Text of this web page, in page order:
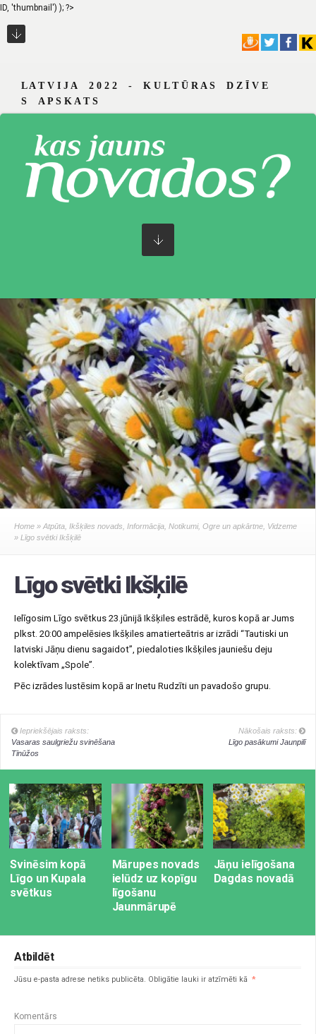
ID, 'thumbnail') ); ?>
L A T V I J A 2 0 2 2 - K U L T Ū R A S D Z Ī V E
S A P S K A T S
Home » Atpūta, Ikšķiles novads, Informācija, Notikumi, Ogre un apkārtne, Vidzeme
» Līgo svētki Ikšķilē
Līgo svētki Ikšķilē
Ielīgosim Līgo svētkus 23.jūnijā Ikšķiles estrādē, kuros kopā ar Jums
plkst. 20:00 ampelēsies Ikšķiles amatierteātris ar izrādi “Tautiski un
latviski Jāņu dienu sagaidot”, piedaloties Ikšķiles jauniešu deju
kolektīvam „Spole”.
Pēc izrādes lustēsim kopā ar Inetu Rudzīti un pavadošo grupu.
Iepriekšējais raksts:
Vasaras saulgriežu svinēšana
Tīnūžos
Nākošais raksts:
Līgo pasākumi Jaunpilī
Svinēsim kopā
Līgo un Kupala
svētkus
Mārupes novads
ielūdz uz kopīgu
līgošanu
Jaunmārupē
Jāņu ielīgošana
Dagdas novadā
Atbildēt
Jūsu e-pasta adrese netiks publicēta. Obligātie lauki ir atzīmēti kā *
Komentārs